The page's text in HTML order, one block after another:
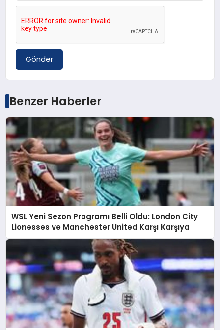
Gönder
Benzer Haberler
WSL Yeni Sezon Programı Belli Oldu: London City
Lionesses ve Manchester United Karşı Karşıya